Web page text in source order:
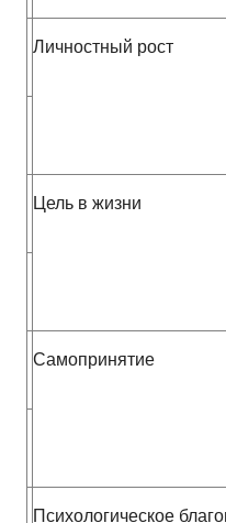
Личностный рост
Цель в жизни
Самопринятие
Психологическое